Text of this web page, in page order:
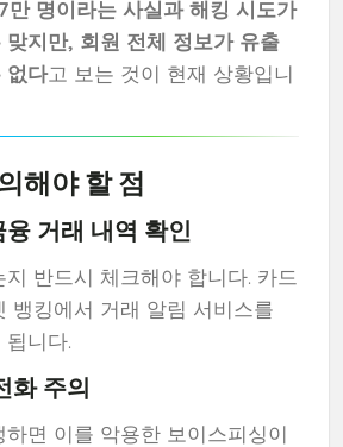
만 명이라는 사실과 해킹 시도가
맞지만, 회원 전체 정보가 유출
없다고 보는 것이 현재 상황입니
해야 할 점
융 거래 내역 확인
반드시 체크해야 합니다. 카드
뱅킹에서 거래 알림 서비스를
니다.
화 주의
면 이를 악용한 보이스피싱이